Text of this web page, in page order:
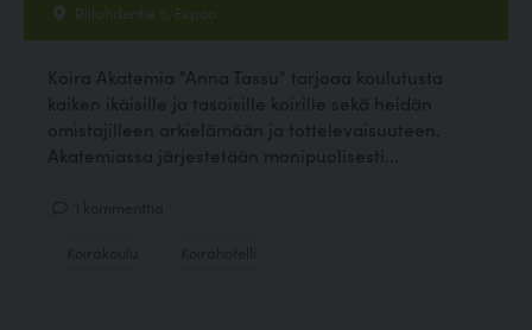
Riilahdentie 5, Espoo
Koira Akatemia "Anna Tassu" tarjoaa koulutusta
kaiken ikäisille ja tasoisille koirille sekä heidän
omistajilleen arkielämään ja tottelevaisuuteen.
Akatemiassa järjestetään monipuolisesti...